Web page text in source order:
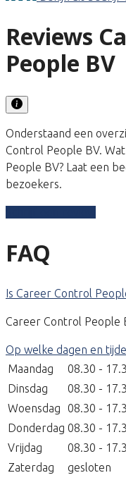
Reviews
People BV
Onderstaand een
Control People BV.
People BV? Laat een
bezoekers.
FAQ
Is Career Control
Career Control People
Op welke dagen en
Maandag
08.30 -
Dinsdag
08.30 -
Woensdag
08.30 -
Donderdag 08.30 -
Vrijdag
08.30 -
Zaterdag
gesloten